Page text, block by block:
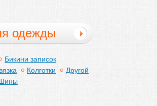
одежды
Бикини записок
Колготки
Другой